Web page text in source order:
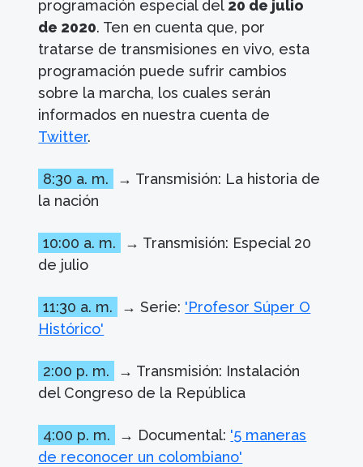
programación especial del 20 de julio
de 2020. Ten en cuenta que, por
tratarse de transmisiones en vivo, esta
programación puede sufrir cambios
sobre la marcha, los cuales serán
informados en nuestra cuenta de
Twitter.
8:30 a. m.
→ Transmisión: La historia de
la nación
10:00 a. m.
→ Transmisión: Especial 20
de julio
11:30 a. m. → Serie: 'Profesor Súper O
Histórico'
2:00 p. m.
→ Transmisión: Instalación
del Congreso de la República
4:00 p. m. → Documental: '5 maneras
de reconocer un colombiano'